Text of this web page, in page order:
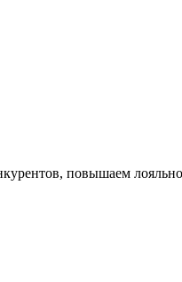
повышаем